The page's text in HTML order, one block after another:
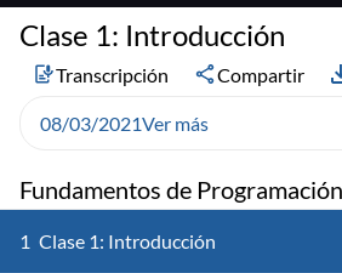
Fundamentos de
1 Clase 1: Introducción
Clase 1: Introducción
Transcripción Compartir
08/03/2021Ver más